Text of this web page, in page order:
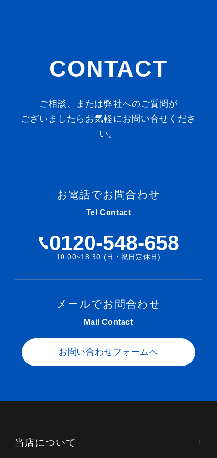
CONTACT
ご相談、または弊社へのご質問が
ございましたらお気軽にお問い合せくださ
い。
お電話でお問合わせ
Tel Contact
0120-548-658
10:00~18:30 (日・祝日定休日)
メールでお問合わせ
Mail Contact
お問い合わせフォームへ
当店について